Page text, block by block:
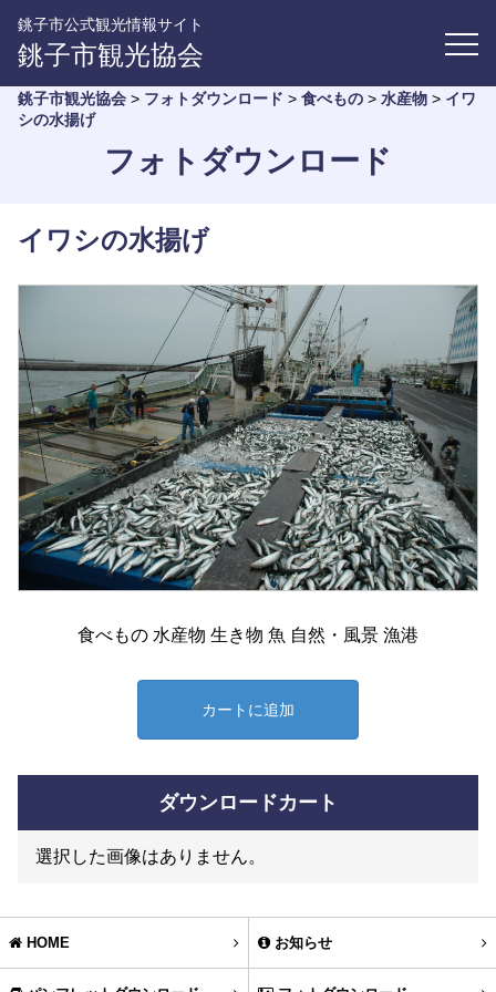
銚子市公式観光情報サイト
銚子市観光協会
銚子市観光協会 > フォトダウンロード > 食べもの > 水産物 > イワ
シの水揚げ
フォトダウンロード
イワシの水揚げ
食べもの 水産物 生き物 魚 自然・風景 漁港
カートに追加
ダウンロードカート
選択した画像はありません。
HOME お知らせ